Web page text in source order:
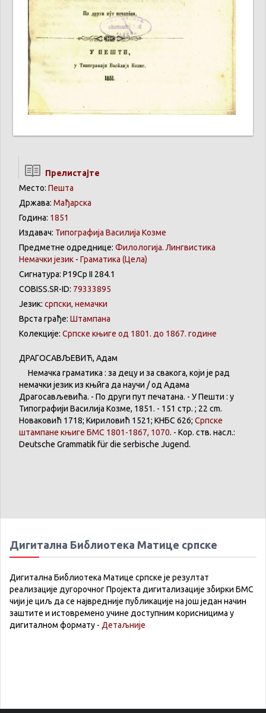
Прелистајте
Место: Пешта
Држава: Мађарска
Година: 1851
Издавач: Типографија Василија Козме
Предметне одреднице: Филологија. Лингвистика
Немачки језик - Граматика (Цела)
Сигнатура: Р19Ср II 284.1
COBISS.SR-ID: 79333895
Језик: српски, немачки
Врста грађе: Штампана
Колекције: Српске књиге од 1801. до 1867. године
ДРАГОСАВЉЕВИЋ, Адам
Немачка граматика : за децуи за свакога, који је рад
немачки језикиз књйга да научи /од Адама
Драгосављевића. - По други пут печатана. - УПешти : у
Типографији Василија Козме, 1851. - 151 стр. ; 22 cm.
Новаковић 1718; Кириловић 1521; КНБС 626; Српске
штампане књиге БМС 1801-1867, 1070. - Кор. ств. насл.:
Deutsche Grammatikfürdie serbische Jugend.
Дигитална Библиотека Матице српске
Дигитална Библиотека Матице српске је резултат
реализације дугорочног Пројекта дигитализације збирки БМС
чији је циљ да се највредније публикације на још један начин
заштите и истовремено учине доступним корисницима у
дигиталном формату - Детаљније